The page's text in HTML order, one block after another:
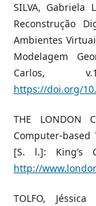
SILVA, Gabriela
Reconstrução
Ambientes
Modelagem
Carlos,
https://doi.org/
THE LONDON
Computer-
[S. l.]: King’s
http://
TOLFO,